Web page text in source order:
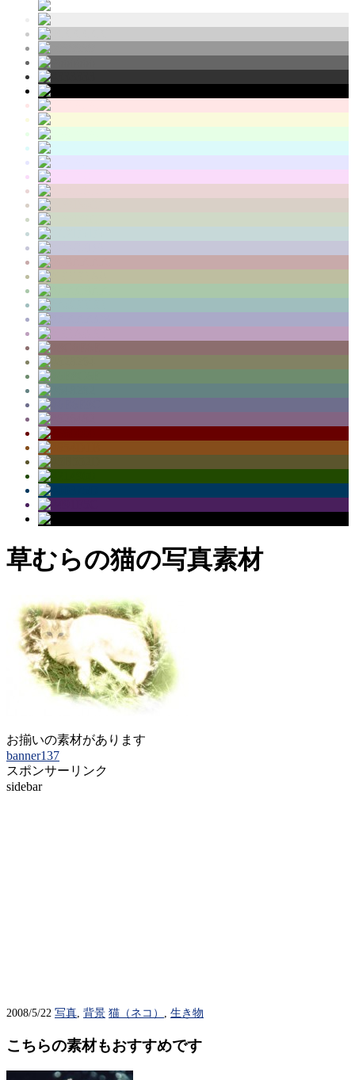
草むらの猫の写真素材
お揃いの素材があります
banner137
スポンサーリンク
sidebar
2008/5/22 写真 背景 猫（ネコ） 生き物
こちらの素材もおすすめです